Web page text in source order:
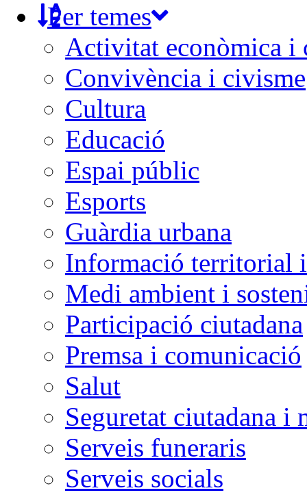
Per temes
Activitat econòmica i
Convivència i civisme
Cultura
Educació
Espai públic
Esports
Guàrdia urbana
Informació territorial
Medi ambient i
Participació ciutadana
Premsa i comunicació
Salut
Seguretat ciutadana i
Serveis funeraris
Serveis socials